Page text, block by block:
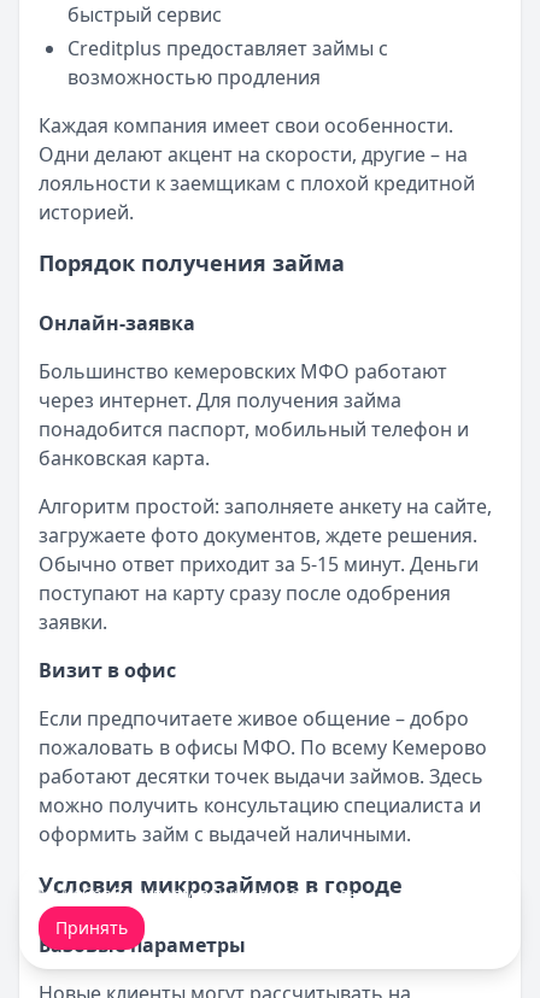
быстрый сервис
Creditplus предоставляет займы с
возможностью продления
Каждая компания имеет свои особенности.
Одни делают акцент на скорости, другие – на
лояльности к заемщикам с плохой кредитной
историей.
Порядок получения займа
Онлайн-заявка
Большинство кемеровских МФО работают
через интернет. Для получения займа
понадобится паспорт, мобильный телефон и
банковская карта.
Алгоритм простой: заполняете анкету на сайте,
загружаете фото документов, ждете решения.
Обычно ответ приходит за 5-15 минут. Деньги
поступают на карту сразу после одобрения
заявки.
Визит в офис
Если предпочитаете живое общение – добро
пожаловать в офисы МФО. По всему Кемерово
работают десятки точек выдачи займов. Здесь
можно получить консультацию специалиста и
оформить займ с выдачей наличными.
Условия микрозаймов в городе
Базовые параметры
Мы обрабатываем ваши cookie-файлы.
Принять